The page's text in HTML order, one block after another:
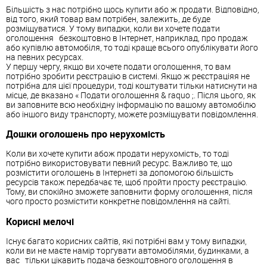
Більшість з нас потрібно щось купити або ж продати. Відповідно,
від того, який товар вам потрібен, залежить, де буде
розміщуватися. У тому випадки, коли ви хочете подати
оголошення безкоштовно в Інтернет, наприклад, про продаж
або купівлю автомобіля, то тоді краще всього опублікувати його
на певних ресурсах.
У першу чергу, якщо ви хочете подати оголошення, то вам
потрібно зробити реєстрацію в системі. Якщо ж реєстраціяя не
потрібна для цієї процедури, тоді коштувати тільки натиснути на
місце, де вказано « Подати оголошення & raquo ;. Після цього, як
ви заповните всю необхідну інформацію по вашому автомобілю
або іншого виду транспорту, можете розміщувати повідомлення.
Дошки оголошень про нерухомість
Коли ви хочете купити абож продати нерухомість, то тоді
потрібно використовувати певний ресурс. Важливо те, що
розмістити оголошень в Інтернеті за допомогою більшість
ресурсів також передбачає те, щоб пройти просту реєстрацію.
Тому, ви спокійно зможете заповнити форму оголошення, після
чого просто розмістити конкретне повідомлення на сайті.
Корисні мелочі
Існує багато корисних сайтів, які потрібні вам у тому випадки,
коли ви не маєте намір торгувати автомобілями, будинками, а
вас тільки цікавить подача безкоштовного оголошення в